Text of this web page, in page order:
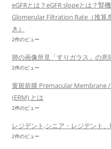
eGFRとは？eGFR slopeとは？腎
Glomerular Filtration Rate（推算
き）
2件のビュー
肺の画像所見「すりガラス」の意
2件のビュー
黄斑前膜 Premacular Membrane
(ERM) とは
2件のビュー
レジデント,シニア・レジデント
2件のビュー